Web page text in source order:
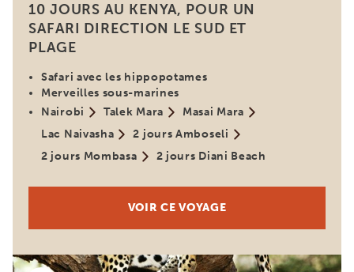
10 JOURS AU KENYA, POUR UN
SAFARI DIRECTION LE SUD ET
PLAGE
Safari avec les hippopotames
Merveilles sous-marines
Nairobi
Talek Mara
Masai Mara
Lac Naivasha
2 jours Amboseli
2 jours Mombasa
2 jours Diani Beach
VOIR CE VOYAGE
Kenya